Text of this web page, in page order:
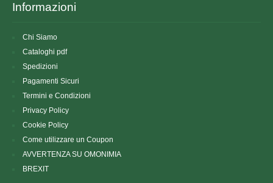
Informazioni
Chi Siamo
Cataloghi pdf
Spedizioni
Pagamenti Sicuri
Termini e Condizioni
Privacy Policy
Cookie Policy
Come utilizzare un Coupon
AVVERTENZA SU OMONIMIA
BREXIT